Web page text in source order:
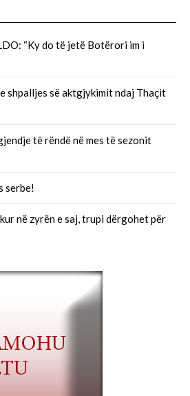
“Ky do të jetë Botërori im i
shpalljes së aktgjykimit ndaj Thaçit
të rëndë në mes të sezonit
serbe!
në zyrën e saj, trupi dërgohet për